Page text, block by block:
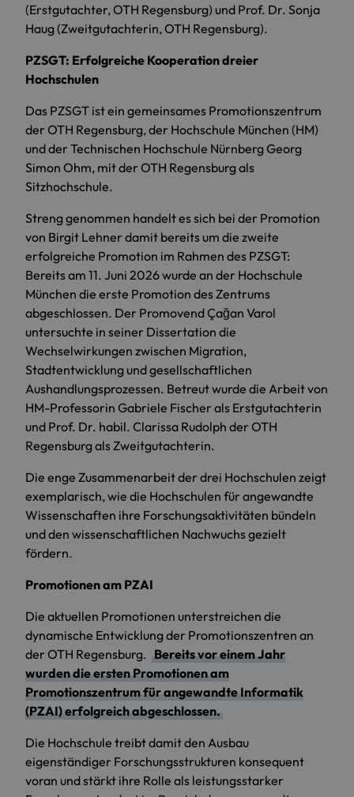
(Erstgutachter, OTH Regensburg) und Prof. Dr. Sonja
Haug (Zweitgutachterin, OTH Regensburg).
PZSGT: Erfolgreiche Kooperation dreier
Hochschulen
Das PZSGT ist ein gemeinsames Promotionszentrum
der OTH Regensburg, der Hochschule München (HM)
und der Technischen Hochschule Nürnberg Georg
Simon Ohm, mit der OTH Regensburg als
Sitzhochschule.
Streng genommen handelt es sich bei der Promotion
von Birgit Lehner damit bereits um die zweite
erfolgreiche Promotion im Rahmen des PZSGT:
Bereits am 11. Juni 2026 wurde an der Hochschule
München die erste Promotion des Zentrums
abgeschlossen. Der Promovend Çağan Varol
untersuchte in seiner Dissertation die
Wechselwirkungen zwischen Migration,
Stadtentwicklung und gesellschaftlichen
Aushandlungsprozessen. Betreut wurde die Arbeit von
HM-Professorin Gabriele Fischer als Erstgutachterin
und Prof. Dr. habil. Clarissa Rudolph der OTH
Regensburg als Zweitgutachterin.
Die enge Zusammenarbeit der drei Hochschulen zeigt
exemplarisch, wie die Hochschulen für angewandte
Wissenschaften ihre Forschungsaktivitäten bündeln
und den wissenschaftlichen Nachwuchs gezielt
fördern.
Promotionen am PZAI
Die aktuellen Promotionen unterstreichen die
dynamische Entwicklung der Promotionszentren an
der OTH Regensburg. Bereits vor einem Jahr
wurden die ersten Promotionen am
Promotionszentrum für angewandte Informatik
(PZAI) erfolgreich abgeschlossen.
Die Hochschule treibt damit den Ausbau
eigenständiger Forschungsstrukturen konsequent
voran und stärkt ihre Rolle als leistungsstarker